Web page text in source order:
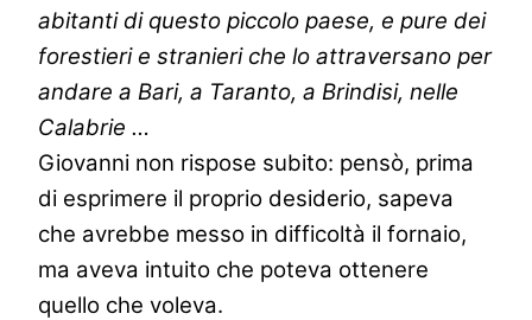
abitanti di questo piccolo paese, e pure dei
forestieri e stranieri che lo attraversano per
andare a Bari, a Taranto, a Brindisi, nelle
Calabrie …
Giovanni non rispose subito: pensò, prima
di esprimere il proprio desiderio, sapeva
che avrebbe messo in difficoltà il fornaio,
ma aveva intuito che poteva ottenere
quello che voleva.